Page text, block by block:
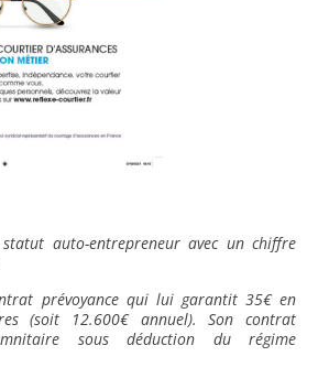
auto-entrepreneur avec un chiffre
prévoyance qui lui garantit 35€ en
(soit 12.600€ annuel). Son contrat
sous déduction du régime